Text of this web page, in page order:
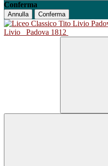
Conferma
Annulla Conferma
Livio
Padova 1812